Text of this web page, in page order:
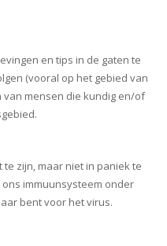
en tips in de gaten te
(vooral op het gebied van
van mensen die kundig en/of
zijn, maar niet in paniek te
immuunsysteem onder
bent voor het virus.